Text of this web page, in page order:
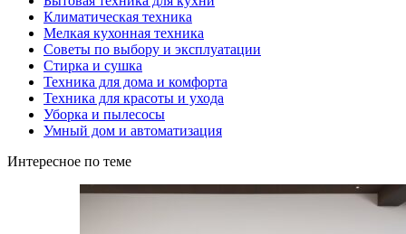
Климатическая техника
Мелкая кухонная техника
Советы по выбору и эксплуатации
Стирка и сушка
Техника для дома и комфорта
Техника для красоты и ухода
Уборка и пылесосы
Умный дом и автоматизация
Интересное по теме